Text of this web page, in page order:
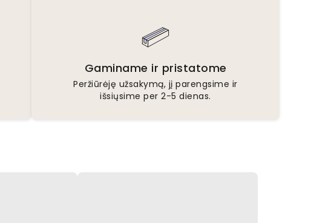
Gaminame ir pristatome
Peržiūrėję užsakymą, jį parengsime ir
išsiųsime per 2-5 dienas.